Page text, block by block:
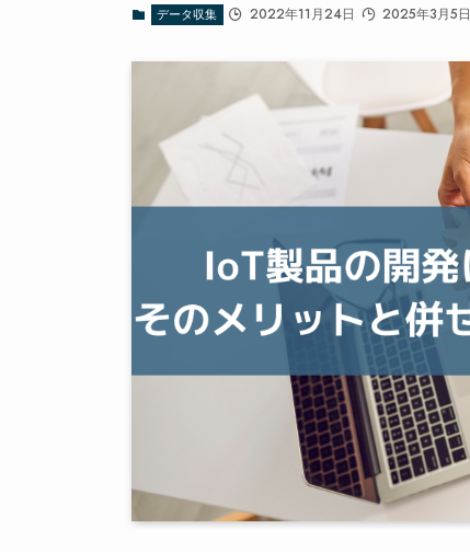
データ収集 2022年11月24日 2025年3月5日